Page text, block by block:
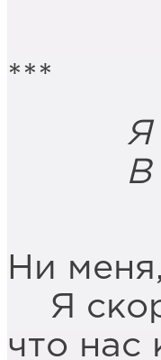
***
Я
В том,
Ни
Я
что нас